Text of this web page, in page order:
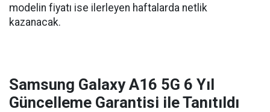
modelin fiyatı ise ilerleyen haftalarda netlik
kazanacak.
Samsung Galaxy A16 5G 6 Yıl
Güncelleme Garantisi ile Tanıtıldı